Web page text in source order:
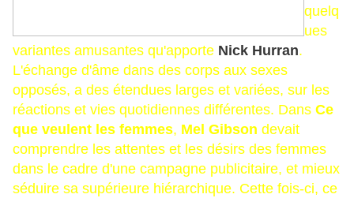
quelq
ues
variantes amusantes qu'apporte Nick Hurran.
L'échange d'âme dans des corps aux sexes
opposés, a des étendues larges et variées, sur les
réactions et vies quotidiennes différentes. Dans Ce
que veulent les femmes, Mel Gibson devait
comprendre les attentes et les désirs des femmes
dans le cadre d'une campagne publicitaire, et mieux
séduire sa supérieure hiérarchique. Cette fois-ci, ce